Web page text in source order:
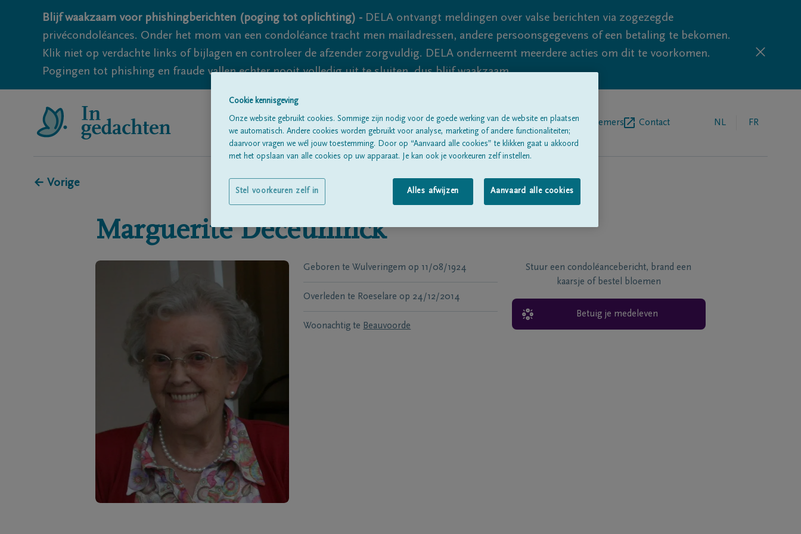
Blijf waakzaam voor phishingberichten (poging tot oplichting) - DELA ontvangt meldingen over valse berichten via zogezegde
privécondoléances. Onder het mom van een condoléance tracht men mailadressen, andere persoonsgegevens of een betaling te bekomen.
Klik niet op verdachte links of bijlagen en controleer de afzender zorgvuldig. DELA onderneemt meerdere acties om dit te voorkomen.
Pogingen tot phishing en fraude vallen echter nooit volledig uit te sluiten, dus blijf waakzaam.
Alle rouwberichtenOver onsBegrafenisondernemers Contact NL FR
← Vorige
Marguerite Deceuninck
Geboren te Wulveringem op 11/08/1924
Overleden te Roeselare op 24/12/2014
Woonachtig te Beauvoorde
Stuur een condoléancebericht, brand een
kaarsje of bestel bloemen
Betuig je medeleven
Cookie kennisgeving
Onze website gebruikt cookies. Sommige zijn nodig voor de goede werking van de website en plaatsen
we automatisch. Andere cookies worden gebruikt voor analyse, marketing of andere functionaliteiten;
daarvoor vragen we wél jouw toestemming. Door op “Aanvaard alle cookies” te klikken gaat u akkoord
met het opslaan van alle cookies op uw apparaat. Je kan ook je voorkeuren zelf instellen.
Alles afwijzen Aanvaard alle cookies
Stel voorkeuren zelf in